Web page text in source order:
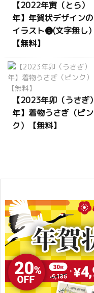
【2022年寅（とら）
年】年賀状デザインの
イラスト❺(文字無し）
【無料】
【2023年卯（うさぎ）
年】着物うさぎ（ピン
ク）【無料】